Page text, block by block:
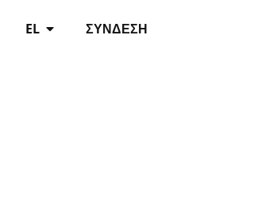
ΣΎΝΔΕΣΗ
EL